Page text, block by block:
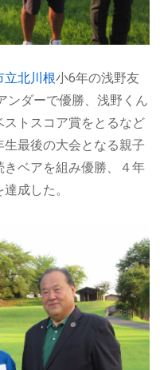
立北川根小6年の浅野友
ンダーで優勝、浅野くん
ストスコア賞をとるなど
最後の大会となる親子
ベアを組み優勝、４年
成した。